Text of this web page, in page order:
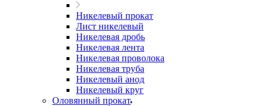
Никелевый прокат
Лист никелевый
Никелевая дробь
Никелевая лента
Никелевая проволока
Никелевая труба
Никелевый анод
Никелевый круг
Оловянный прокат